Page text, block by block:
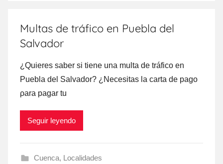
Multas de tráfico en Puebla del
Salvador
¿Quieres saber ѕi tiene una multa dе tráfico en
Puebla del Salvador? ¿Necesitas la carta dе pago
ρara pagar tu
Seguir leyendo
Cuenca, Localidades